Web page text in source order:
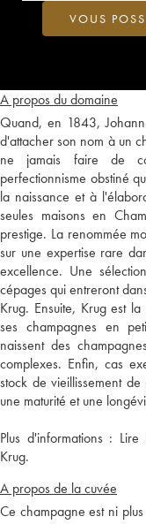
A propos du domaine
Quand, en 1843,
d'attacher son nom à un
ne jamais faire de
perfectionnisme obstiné
la naissance et à
seules maisons en
prestige. La renommée
sur une expertise rare
excellence. Une
cépages qui entreront
Krug. Ensuite, Krug est
ses champagnes en
naissent des
complexes. Enfin, cas
stock de vieillissement
une maturité et une
Plus d'informations : Lire
Krug.
A propos de la cuvée
Ce champagne est ni
VOUS